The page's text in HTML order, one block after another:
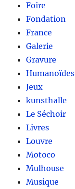
Foire
Fondation
France
Galerie
Gravure
Humanoïdes
Jeux
kunsthalle
Le Séchoir
Livres
Louvre
Motoco
Mulhouse
Musique